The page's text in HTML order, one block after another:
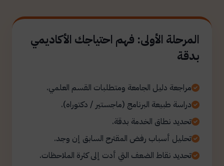
المرحلة الأولى: فهم احتياجك الأكاديمي
بدقة
مراجعة دليل الجامعة ومتطلبات القسم العلمي.
دراسة طبيعة البرنامج (ماجستير / دكتوراه).
تحديد نطاق الخدمة بدقة.
تحليل أسباب رفض المقترح السابق إن وجد.
تحديد نقاط الضعف التي أدت إلى كثرة الملاحظات.